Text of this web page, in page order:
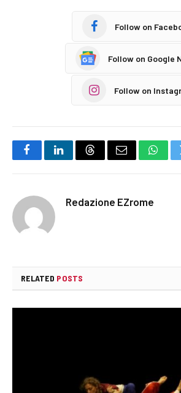
Follow on
Follow on Google
Follow on
FacebookLinkedInThreadsEmail
Redazione EZrome
RELATED POSTS